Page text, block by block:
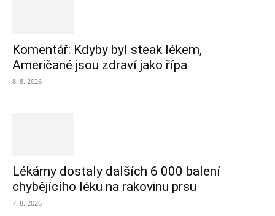
Komentář: Kdyby byl steak lékem,
Američané jsou zdraví jako řípa
8. 8. 2026
Lékárny dostaly dalších 6 000 balení
chybějícího léku na rakovinu prsu
7. 8. 2026